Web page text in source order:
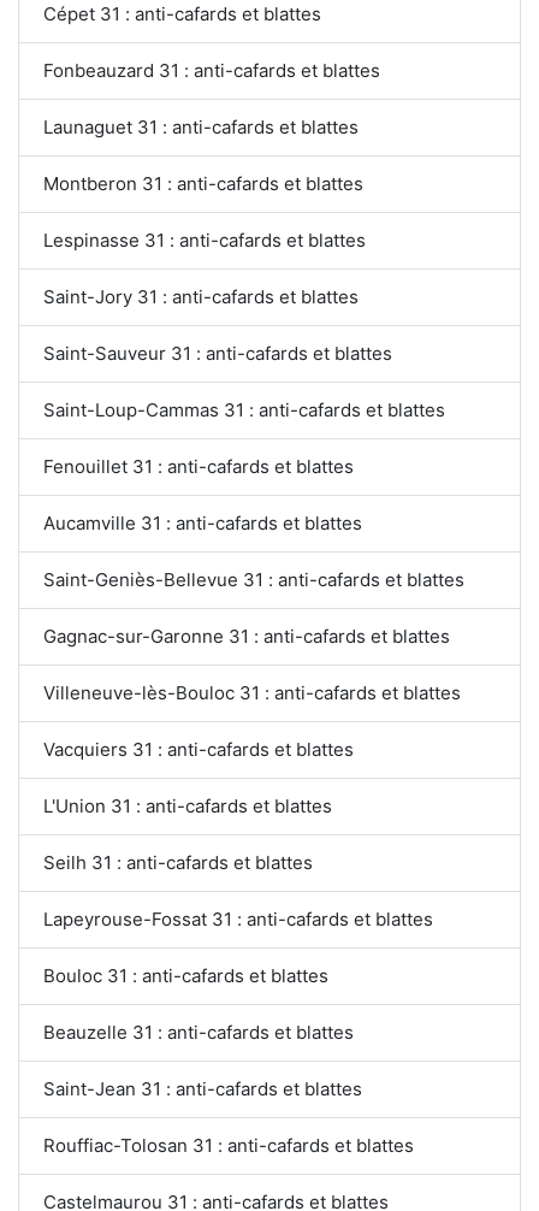
Cépet 31 : anti-cafards et blattes
Fonbeauzard 31 : anti-cafards et blattes
Launaguet 31 : anti-cafards et blattes
Montberon 31 : anti-cafards et blattes
Lespinasse 31 : anti-cafards et blattes
Saint-Jory 31 : anti-cafards et blattes
Saint-Sauveur 31 : anti-cafards et blattes
Saint-Loup-Cammas 31 : anti-cafards et blattes
Fenouillet 31 : anti-cafards et blattes
Aucamville 31 : anti-cafards et blattes
Saint-Geniès-Bellevue 31 : anti-cafards et blattes
Gagnac-sur-Garonne 31 : anti-cafards et blattes
Villeneuve-lès-Bouloc 31 : anti-cafards et blattes
Vacquiers 31 : anti-cafards et blattes
L'Union 31 : anti-cafards et blattes
Seilh 31 : anti-cafards et blattes
Lapeyrouse-Fossat 31 : anti-cafards et blattes
Bouloc 31 : anti-cafards et blattes
Beauzelle 31 : anti-cafards et blattes
Saint-Jean 31 : anti-cafards et blattes
Rouffiac-Tolosan 31 : anti-cafards et blattes
Castelmaurou 31 : anti-cafards et blattes